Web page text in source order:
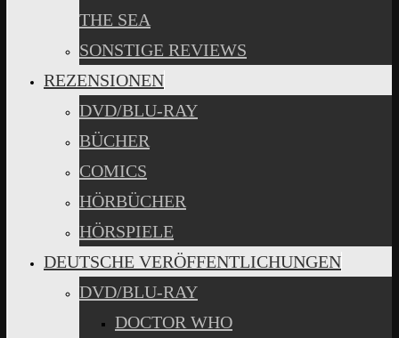
THE SEA
SONSTIGE REVIEWS
REZENSIONEN
DVD/BLU-RAY
BÜCHER
COMICS
HÖRBÜCHER
HÖRSPIELE
DEUTSCHE VERÖFFENTLICHUNGEN
DVD/BLU-RAY
DOCTOR WHO